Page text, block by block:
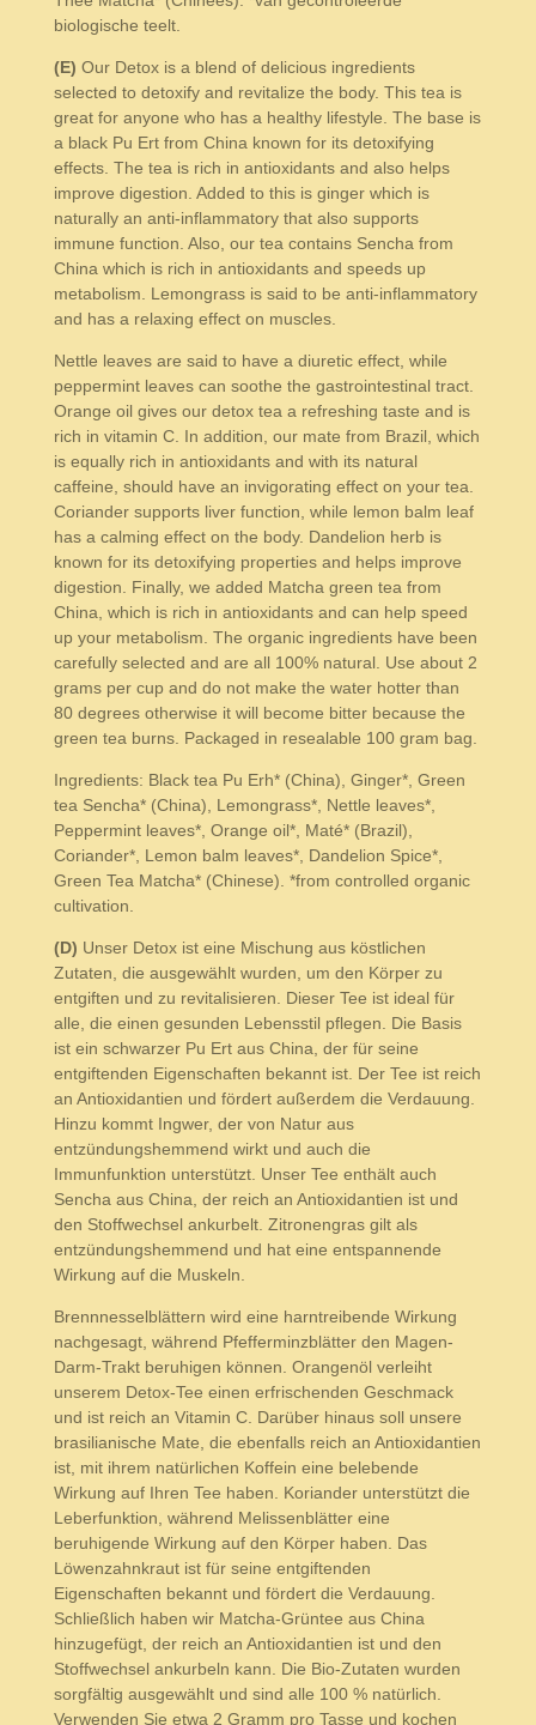
biologische teelt.
(E) Our Detox is a blend of delicious ingredients
selected to detoxify and revitalize the body. This tea is
great for anyone who has a healthy lifestyle. The base is
a black Pu Ert from China known for its detoxifying
effects. The tea is rich in antioxidants and also helps
improve digestion. Added to this is ginger which is
naturally an anti-inflammatory that also supports
immune function. Also, our tea contains Sencha from
China which is rich in antioxidants and speeds up
metabolism. Lemongrass is said to be anti-inflammatory
and has a relaxing effect on muscles.
Nettle leaves are said to have a diuretic effect, while
peppermint leaves can soothe the gastrointestinal tract.
Orange oil gives our detox tea a refreshing taste and is
rich in vitamin C. In addition, our mate from Brazil, which
is equally rich in antioxidants and with its natural
caffeine, should have an invigorating effect on your tea.
Coriander supports liver function, while lemon balm leaf
has a calming effect on the body. Dandelion herb is
known for its detoxifying properties and helps improve
digestion. Finally, we added Matcha green tea from
China, which is rich in antioxidants and can help speed
up your metabolism. The organic ingredients have been
carefully selected and are all 100% natural. Use about 2
grams per cup and do not make the water hotter than
80 degrees otherwise it will become bitter because the
green tea burns. Packaged in resealable 100 gram bag.
Ingredients: Black tea Pu Erh* (China), Ginger*, Green
tea Sencha* (China), Lemongrass*, Nettle leaves*,
Peppermint leaves*, Orange oil*, Maté* (Brazil),
Coriander*, Lemon balm leaves*, Dandelion Spice*,
Green Tea Matcha* (Chinese). *from controlled organic
cultivation.
(D) Unser Detox ist eine Mischung aus köstlichen
Zutaten, die ausgewählt wurden, um den Körper zu
entgiften und zu revitalisieren. Dieser Tee ist ideal für
alle, die einen gesunden Lebensstil pflegen. Die Basis
ist ein schwarzer Pu Ert aus China, der für seine
entgiftenden Eigenschaften bekannt ist. Der Tee ist reich
an Antioxidantien und fördert außerdem die Verdauung.
Hinzu kommt Ingwer, der von Natur aus
entzündungshemmend wirkt und auch die
Immunfunktion unterstützt. Unser Tee enthält auch
Sencha aus China, der reich an Antioxidantien ist und
den Stoffwechsel ankurbelt. Zitronengras gilt als
entzündungshemmend und hat eine entspannende
Wirkung auf die Muskeln.
Brennnesselblättern wird eine harntreibende Wirkung
nachgesagt, während Pfefferminzblätter den Magen-
Darm-Trakt beruhigen können. Orangenöl verleiht
unserem Detox-Tee einen erfrischenden Geschmack
und ist reich an Vitamin C. Darüber hinaus soll unsere
brasilianische Mate, die ebenfalls reich an Antioxidantien
ist, mit ihrem natürlichen Koffein eine belebende
Wirkung auf Ihren Tee haben. Koriander unterstützt die
Leberfunktion, während Melissenblätter eine
beruhigende Wirkung auf den Körper haben. Das
Löwenzahnkraut ist für seine entgiftenden
Eigenschaften bekannt und fördert die Verdauung.
Schließlich haben wir Matcha-Grüntee aus China
hinzugefügt, der reich an Antioxidantien ist und den
Stoffwechsel ankurbeln kann. Die Bio-Zutaten wurden
sorgfältig ausgewählt und sind alle 100 % natürlich.
Verwenden Sie etwa 2 Gramm pro Tasse und kochen